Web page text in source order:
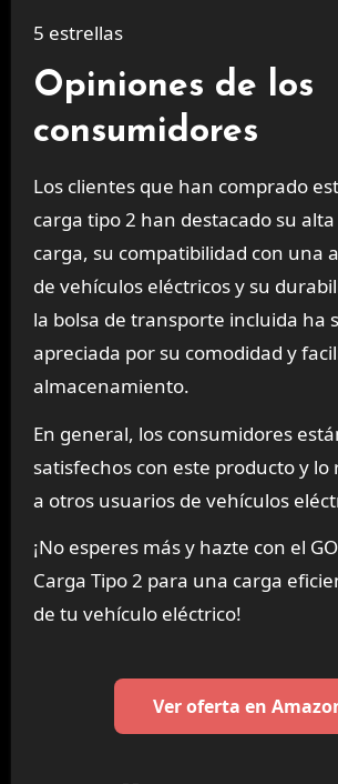
5 estrellas
Opiniones de los
consumidores
Los clientes que han comprado
carga tipo 2 han destacado su
carga, su compatibilidad con una
de vehículos eléctricos y su
la bolsa de transporte incluida ha
apreciada por su comodidad y
almacenamiento.
En general, los consumidores
satisfechos con este producto y
a otros usuarios de vehículos
¡No esperes más y hazte con el
Carga Tipo 2 para una carga
de tu vehículo eléctrico!
Ver oferta en